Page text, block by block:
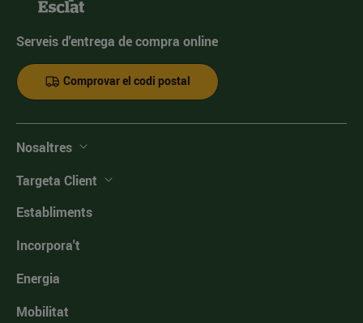
Serveis d'entrega de compra online
Comprovar el codi postal
Nosaltres
Targeta Client
Establiments
Incorpora't
Energia
Mobilitat